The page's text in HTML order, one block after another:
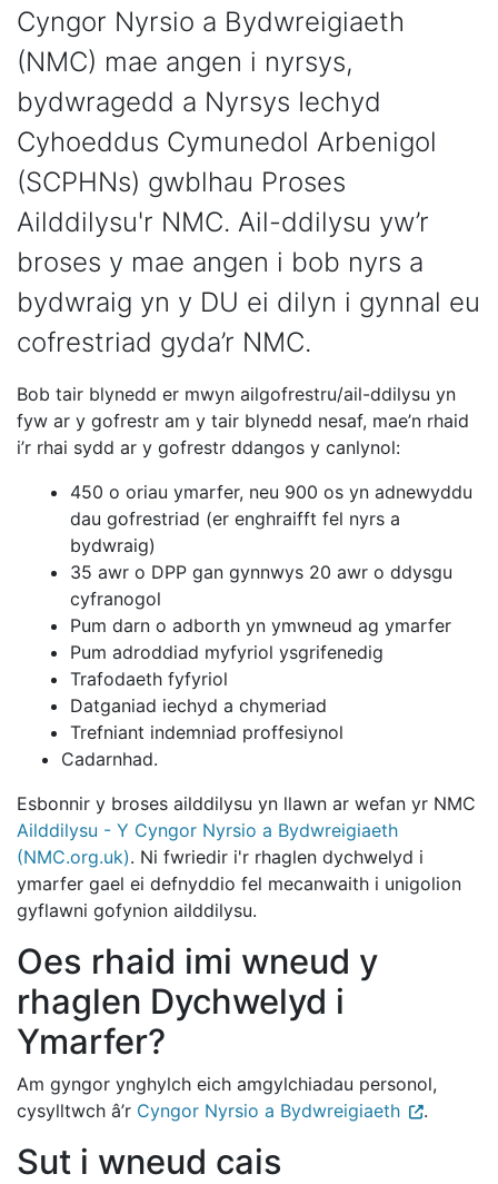
Cyngor Nyrsio a Bydwreigiaeth
(NMC) mae angen i nyrsys,
bydwragedd a Nyrsys Iechyd
Cyhoeddus Cymunedol Arbenigol
(SCPHNs) gwblhau Proses
Ailddilysu'r NMC. Ail-ddilysu yw’r
broses y mae angen i bob nyrs a
bydwraig yn y DU ei dilyn i gynnal eu
cofrestriad gyda’r NMC.
Bob tair blynedd er mwyn ailgofrestru/ail-ddilysu yn
fyw ar y gofrestr am y tair blynedd nesaf, mae’n rhaid
i’r rhai sydd ar y gofrestr ddangos y canlynol:
450 o oriau ymarfer, neu 900 os yn adnewyddu
dau gofrestriad (er enghraifft fel nyrs a
bydwraig)
35 awr o DPP gan gynnwys 20 awr o ddysgu
cyfranogol
Pum darn o adborth yn ymwneud ag ymarfer
Pum adroddiad myfyriol ysgrifenedig
Trafodaeth fyfyriol
Datganiad iechyd a chymeriad
Trefniant indemniad proffesiynol
Cadarnhad.
Esbonnir y broses ailddilysu yn llawn ar wefan yr NMC
Ailddilysu - Y Cyngor Nyrsio a Bydwreigiaeth
(NMC.org.uk). Ni fwriedir i'r rhaglen dychwelyd i
ymarfer gael ei defnyddio fel mecanwaith i unigolion
gyflawni gofynion ailddilysu.
Oes rhaid imi wneud y
rhaglen Dychwelyd i
Ymarfer?
Am gyngor ynghylch eich amgylchiadau personol,
cysylltwch â’r Cyngor Nyrsio a Bydwreigiaeth .
Sut i wneud cais